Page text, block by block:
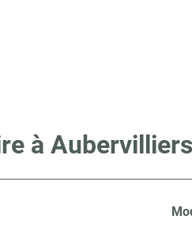
à Aubervilliers